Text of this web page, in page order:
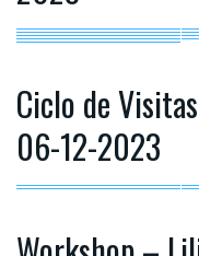
Ciclo de
06-12-2023